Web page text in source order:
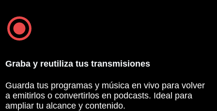
Graba y reutiliza tus transmisiones
Guarda tus programas y música en vivo para volver
a emitirlos o convertirlos en podcasts. Ideal para
ampliar tu alcance y contenido.